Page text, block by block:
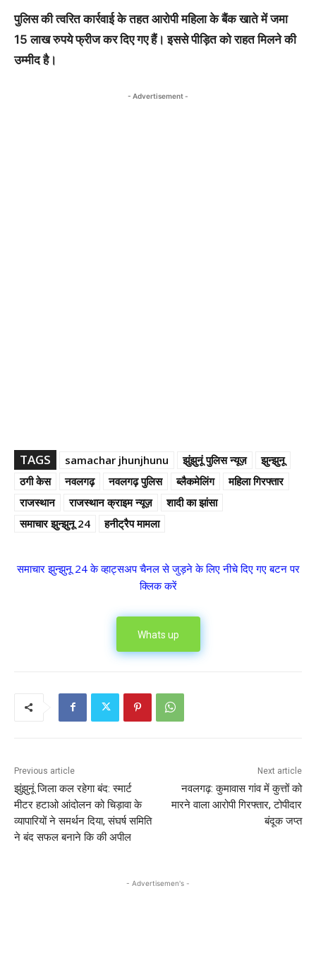
पुलिस की त्वरित कार्रवाई के तहत आरोपी महिला के बैंक खाते में जमा
15 लाख रुपये फ्रीज कर दिए गए हैं। इससे पीड़ित को राहत मिलने की
उम्मीद है।
- Advertisement -
TAGS samachar jhunjhunu झुंझुनूं पुलिस न्यूज़
झुन्झुनू
ठगी केस
नवलगढ़ नवलगढ़ पुलिस ब्लैकमेलिंग
महिला गिरफ्तार
राजस्थान
राजस्थान क्राइम न्यूज़
शादी का झांसा
समाचार झुन्झुनू 24
हनीट्रैप मामला
समाचार झुन्झुनू 24 के व्हाट्सअप चैनल से जुड़ने के लिए नीचे दिए गए बटन पर
क्लिक करें
Whats up
Previous article
झुंझुनूं जिला कल रहेगा बंद: स्मार्ट
मीटर हटाओ आंदोलन को चिड़ावा के
व्यापारियों ने समर्थन दिया, संघर्ष समिति
ने बंद सफल बनाने कि की अपील
Next article
नवलगढ़: कुमावास गांव में कुत्तों को
मारने वाला आरोपी गिरफ्तार, टोपीदार
बंदूक जप्त
- Advertisemen's -